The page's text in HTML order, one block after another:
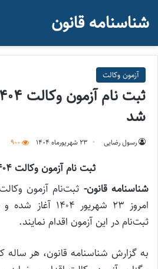
شناسنامه قانون
آزمون وکالت
شد
رسول رضایی ۲۳ شهریور‌ماه ۱۴۰۴ 900
ثبت نام آزمون وکالت ۱۴۰۴ (اسکودا)
شناسنامه قانون- ثبت‌نام آزمون
امروز ۲۳ شهریور
ثبت‌نام در این آزمون اقدام نمایند.
به گزارش شناسنامه قانون، هر ساله